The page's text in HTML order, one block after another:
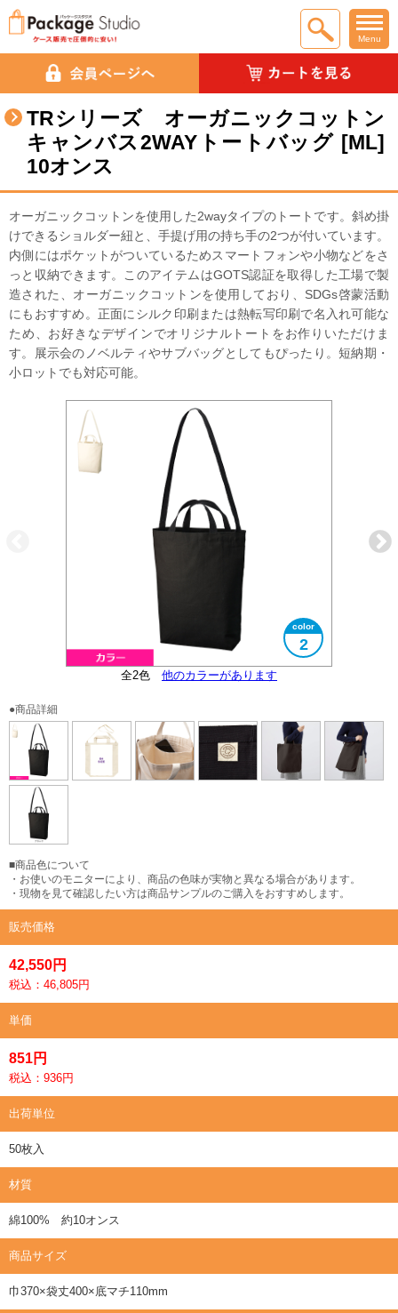
Menu
TRシリーズ オーガニックコットン
キャンバス2WAYトートバッグ [ML]
10オンス
オーガニックコットンを使用した2wayタイプのトートです。斜め掛
けできるショルダー紐と、手提げ用の持ち手の2つが付いています。
内側にはポケットがついているためスマートフォンや小物などをさ
っと収納できます。このアイテムはGOTS認証を取得した工場で製
造された、オーガニックコットンを使用しており、SDGs啓蒙活動
にもおすすめ。正面にシルク印刷または熱転写印刷で名入れ可能な
ため、お好きなデザインでオリジナルトートをお作りいただけま
す。展示会のノベルティやサブバッグとしてもぴったり。短納期・
小ロットでも対応可能。
全2色 他のカラーがあります
2
B4サイズ対応
内ポケット付
オーガニックコットンマーク付
大きさイメージ
大きさイメージ
●商品詳細
■商品色について
・お使いのモニターにより、商品の色味が実物と異なる場合があります。
・現物を見て確認したい方は商品サンプルのご購入をおすすめします。
販売価格
42,550円
税込：46,805円
単価
851円
税込：936円
出荷単位
50枚入
材質
綿100% 約10オンス
商品サイズ
巾370×袋丈400×底マチ110mm